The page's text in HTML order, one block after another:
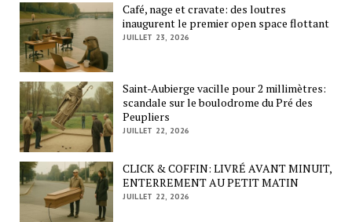
Café, nage et cravate: des loutres
inaugurent le premier open space flottant
JUILLET 23, 2026
Saint-Aubierge vacille pour 2 millimètres:
scandale sur le boulodrome du Pré des
Peupliers
JUILLET 22, 2026
CLICK & COFFIN: LIVRÉ AVANT MINUIT,
ENTERREMENT AU PETIT MATIN
JUILLET 22, 2026